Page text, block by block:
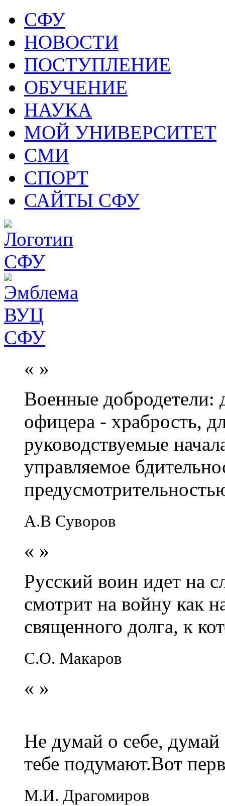
СФУ
НОВОСТИ
ПОСТУПЛЕНИЕ
ОБУЧЕНИЕ
НАУКА
МОЙ УНИВЕРСИТЕТ
СМИ
СПОРТ
САЙТЫ СФУ
« »
Военные добродетели:
офицера - храбрость,
руководствуемые
управляемое
А.В Суворов
« »
Русский воин идет на
смотрит на войну как
священного долга, к
С.О. Макаров
« »
Не думай о себе,
тебе подумают.Вот
М.И. Драгомиров